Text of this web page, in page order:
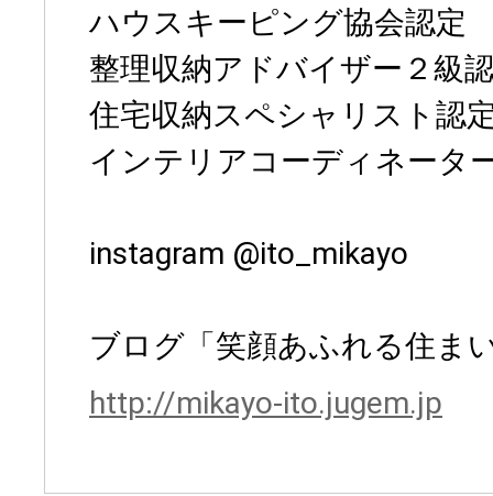
ハウスキーピング協会認定
整理収納アドバイザー２級
住宅収納スペシャリスト認
インテリアコーディネータ
instagram @ito_mikayo
ブログ「笑顔あふれる住ま
http://mikayo-ito.jugem.jp